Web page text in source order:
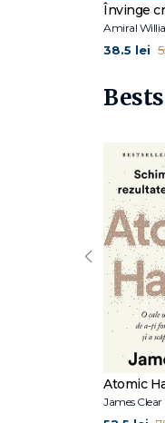
Învinge
Amiral
38.5 lei
Atomic
James Clear
‹